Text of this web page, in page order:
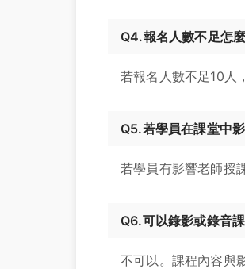
Q4.報名人數不足怎
若報名人數不足10人
Q5.若學員在課堂中
若學員有影響老師授
Q6.可以錄影或錄音
不可以。課程內容與